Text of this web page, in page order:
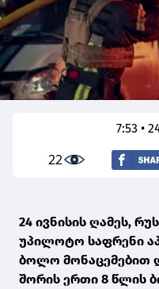
7:53 •
22
24 ივნისის ღამეს,
უპილოტო საფრენი
ბოლო მონაცემებით
შორის ერთი 8 წლის